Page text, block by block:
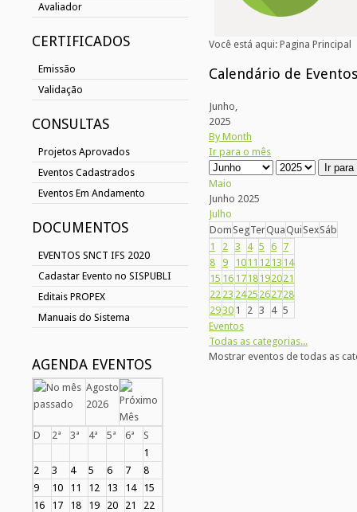
Avaliador
CERTIFICADOS
Emissão
Validação
CONSULTAS
Projetos Aprovados
Eventos Cadastrados
Eventos Em Andamento
DOCUMENTOS
EVENTOS SNCT IFS 2020
Cadastar Evento no SISPUBLI
Editais PROPEX
Manuais do Sistema
AGENDA EVENTOS
Agosto
2026
D 2ª 3ª 4ª 5ª 6ª
S
1
2
3 4 5 6 7
8
9
10 11 12 13 14
15
16
17 18 19 20 21
22
Você está aqui: Pagina Principal
Calendário de Eventos
Junho,
2025
By Month
Ir para o mês
Ir
Maio
Junho 2025
Julho
Dom SegTerQuaQui SexSáb
1
2 3 4 5 6 7
8
9 1011 1213 14
15 16 1718192021
22 23 2425 262728
2930 1 2 3 4 5
Eventos
Todas as categorias...
Mostrar eventos de todas as